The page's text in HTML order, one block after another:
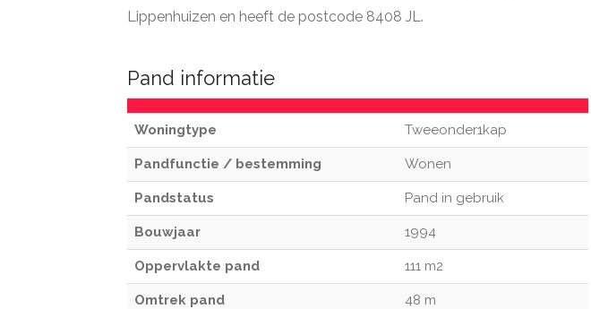
Lippenhuizen en heeft de postcode 8408 JL.
Pand informatie
Woningtype Tweeonder1kap
Pandfunctie / bestemming Wonen
Pandstatus Pand in gebruik
Bouwjaar 1994
Oppervlakte pand 111 m2
Omtrek pand 48 m